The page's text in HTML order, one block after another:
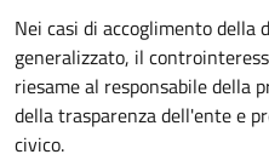
Nei casi di accoglimento della
generalizzato, il
riesame al responsabile della
della trasparenza dell'ente e
civico.